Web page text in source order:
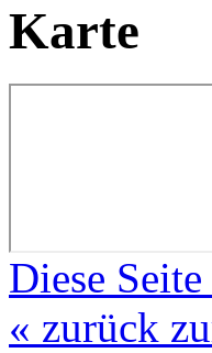
Karte
Diese
« zurück